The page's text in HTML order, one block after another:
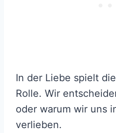
In der Liebe spielt
Rolle. Wir
oder warum wir uns
verlieben.